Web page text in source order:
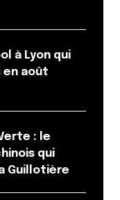
à Lyon qui
août
: le
qui
Guillotière